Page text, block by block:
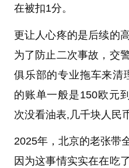
在被扣1分。
更让人心疼的是后续的
为了防止二次事故，交
俱乐部的专业拖车来清
的账单一般是150欧元
次没看油表,几千块人民
2025年，北京的老张带
因为这事情实实在在吃